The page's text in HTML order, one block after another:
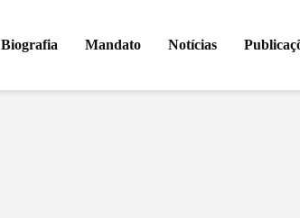
Biografia Mandato Notícias